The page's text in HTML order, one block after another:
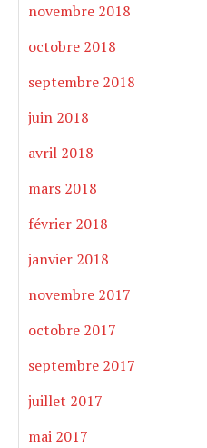
novembre 2018
octobre 2018
septembre 2018
juin 2018
avril 2018
mars 2018
février 2018
janvier 2018
novembre 2017
octobre 2017
septembre 2017
juillet 2017
mai 2017